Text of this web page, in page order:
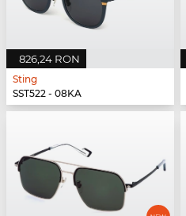
826,24 RON
Sting
SST522 - 08KA